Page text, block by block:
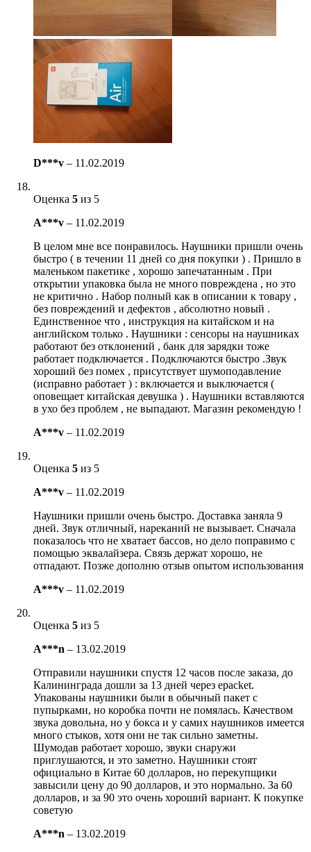
D***v – 11.02.2019
Оценка 5 из 5
A***v – 11.02.2019
В целом мне все понравилось. Наушники пришли очень
быстро ( в течении 11 дней со дня покупки ) . Пришло в
маленьком пакетике , хорошо запечатанным . При
открытии упаковка была не много повреждена , но это
не критично . Набор полный как в описании к товару ,
без повреждений и дефектов , абсолютно новый .
Единственное что , инструкция на китайском и на
английском только . Наушники : сенсоры на наушниках
работают без отклонений , банк для зарядки тоже
работает подключается . Подключаются быстро .Звук
хороший без помех , присутствует шумоподавление
(исправно работает ) : включается и выключается (
оповещает китайская девушка ) . Наушники вставляются
в ухо без проблем , не выпадают. Магазин рекомендую !
A***v – 11.02.2019
Оценка 5 из 5
A***v – 11.02.2019
Наушники пришли очень быстро. Доставка заняла 9
дней. Звук отличный, нареканий не вызывает. Сначала
показалось что не хватает бассов, но дело поправимо с
помощью эквалайзера. Связь держат хорошо, не
отпадают. Позже дополню отзыв опытом использования
A***v – 11.02.2019
Оценка 5 из 5
A***n – 13.02.2019
Отправили наушники спустя 12 часов после заказа, до
Калининграда дошли за 13 дней через epacket.
Упакованы наушники были в обычный пакет с
пупырками, но коробка почти не помялась. Качеством
звука довольна, но у бокса и у самих наушников имеется
много стыков, хотя они не так сильно заметны.
Шумодав работает хорошо, звуки снаружи
приглушаются, и это заметно. Наушники стоят
официально в Китае 60 долларов, но перекупщики
завысили цену до 90 долларов, и это нормально. За 60
долларов, и за 90 это очень хороший вариант. К покупке
советую
A***n – 13.02.2019